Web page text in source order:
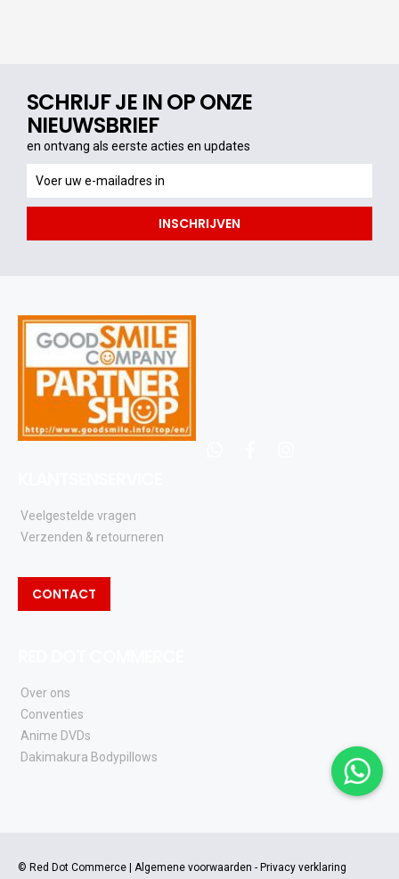
SCHRIJF JE IN OP ONZE
NIEUWSBRIEF
en ontvang als eerste acties en updates
ontvang
als
acties
INSCHRIJVEN
Veelgestelde vragen
Verzenden & retourneren
CONTACT
Over ons
Conventies
Anime DVDs
Dakimakura Bodypillows
© Red Dot Commerce | Algemene voorwaarden - Privacy verklaring